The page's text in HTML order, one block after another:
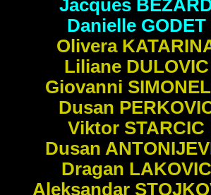
Jacques
Danielle GODET
Olivera
Liliane DULOVIC
Giovanni
Dusan
Viktor STARCIC
Dusan
Dragan LAKOVIC
Aleksandar